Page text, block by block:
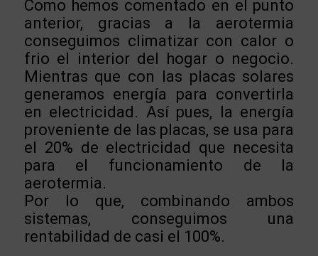
Como hemos comentado en el punto
anterior, gracias a la aerotermia
conseguimos climatizar con calor o
frio el interior del hogar o negocio.
Mientras que con las placas solares
generamos energía para convertirla
en electricidad. Así pues, la energía
proveniente de las placas, se usa para
el 20% de electricidad que necesita
para el funcionamiento de la
aerotermia.
Por lo que, combinando ambos
sistemas, conseguimos una
rentabilidad de casi el 100%.